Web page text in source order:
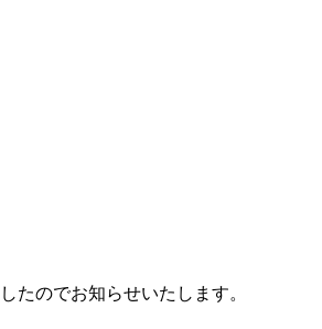
たのでお知らせいたします。